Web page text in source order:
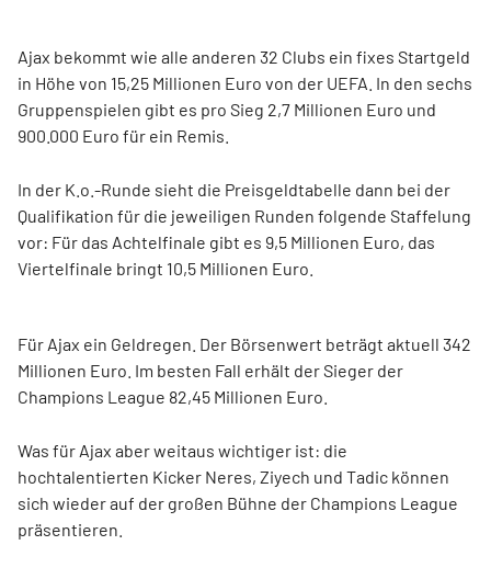
Ajax bekommt wie alle anderen 32 Clubs ein fixes Startgeld
in Höhe von 15,25 Millionen Euro von der UEFA. In den sechs
Gruppenspielen gibt es pro Sieg 2,7 Millionen Euro und
900.000 Euro für ein Remis.
In der K.o.-Runde sieht die Preisgeldtabelle dann bei der
Qualifikation für die jeweiligen Runden folgende Staffelung
vor: Für das Achtelfinale gibt es 9,5 Millionen Euro, das
Viertelfinale bringt 10,5 Millionen Euro.
Für Ajax ein Geldregen. Der Börsenwert beträgt aktuell 342
Millionen Euro. Im besten Fall erhält der Sieger der
Champions League 82,45 Millionen Euro.
Was für Ajax aber weitaus wichtiger ist: die
hochtalentierten Kicker Neres, Ziyech und Tadic können
sich wieder auf der großen Bühne der Champions League
präsentieren.